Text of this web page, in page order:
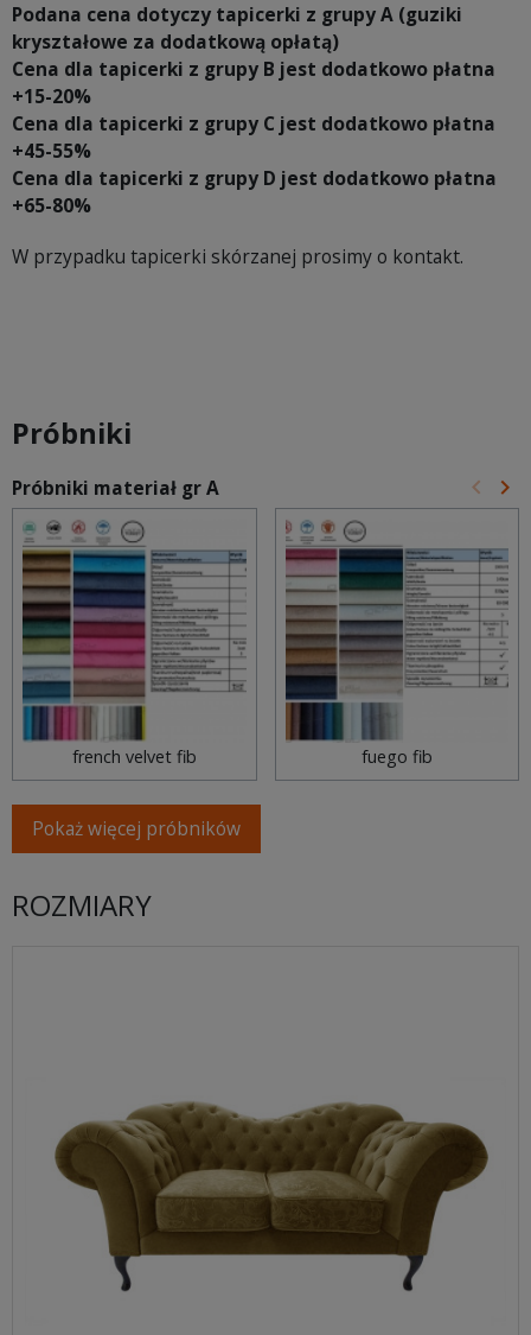
Podana cena dotyczy tapicerki z grupy A (guziki
kryształowe za dodatkową opłatą)
Cena dla tapicerki z grupy B jest dodatkowo płatna
+15-20%
Cena dla tapicerki z grupy C jest dodatkowo płatna
+45-55%
Cena dla tapicerki z grupy D jest dodatkowo płatna
+65-80%
W przypadku tapicerki skórzanej prosimy o kontakt.
Próbniki
Próbniki materiał gr A keyboard_arrow_left keyboard_arrow_right
french velvet fib fuego fib
Pokaż więcej próbników
ROZMIARY